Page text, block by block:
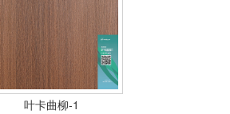
叶卡曲柳-1